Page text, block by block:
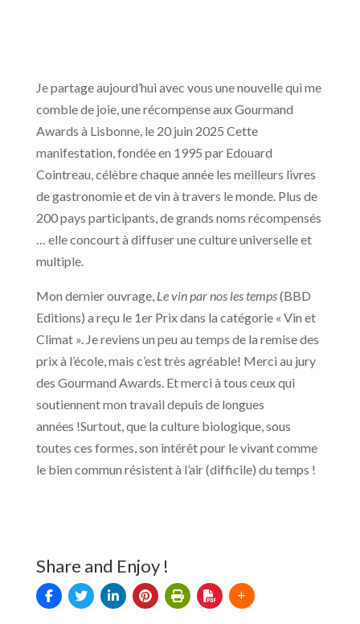
Je partage aujourd’hui avec vous une nouvelle qui me
comble de joie, une récompense aux Gourmand
Awards à Lisbonne, le 20 juin 2025 Cette
manifestation, fondée en 1995 par Edouard
Cointreau, célèbre chaque année les meilleurs livres
de gastronomie et de vin à travers le monde. Plus de
200 pays participants, de grands noms récompensés
… elle concourt à diffuser une culture universelle et
multiple.
Mon dernier ouvrage, Le vin par nos les temps(BBD
Editions) a reçu le 1er Prix dans la catégorie « Vin et
Climat ». Je reviens un peu au temps de la remise des
prix à l’école, mais c’est très agréable! Merci au jury
des Gourmand Awards. Et merci à tous ceux qui
soutiennent mon travail depuis de longues
années !Surtout, que la culture biologique, sous
toutes ces formes, son intérêt pour le vivant comme
le bien commun résistent à l’air (difficile) du temps !
Share and Enjoy !